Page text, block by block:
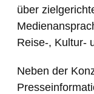
über
Reise-, Kultur-
Neben der